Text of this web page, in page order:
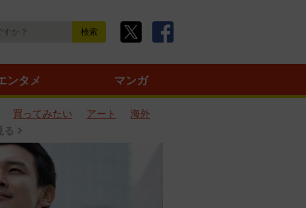
ンタメ マンガ
買ってみたい アート
海外
る